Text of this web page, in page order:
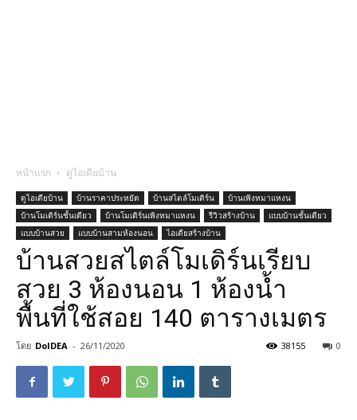
หน้าแรก ดูไอเดียบ้าน
ดูไอเดียบ้าน บ้านราคาประหยัด บ้านสไตล์โมเดิร์น
บ้านเพิงหมาแหงน
บ้านโมเดิร์นชั้นเดียว
บ้านโมเดิร์นเพิงหมาแหงน รีวิวสร้างบ้าน
แบบบ้านชั้นเดียว
แบบบ้านสวย
แบบบ้านสามห้องนอน ไอเดียสร้างบ้าน
บ้านสวยสไตล์โมเดิร์นเรียบ
สวย 3 ห้องนอน 1 ห้องน้ำ
พื้นที่ใช้สอย 140 ตารางเมตร
โดย DoIDEA - 26/11/2020 0
38155